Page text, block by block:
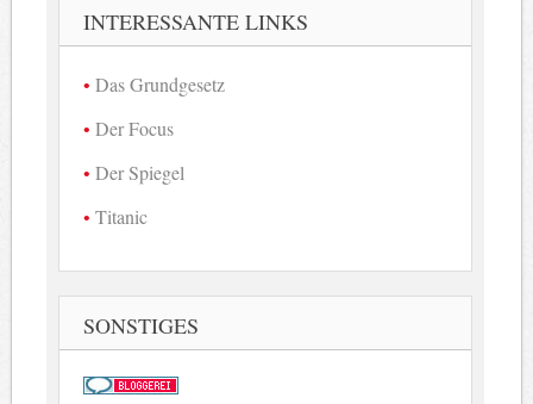
INTERESSANTE LINKS
Das Grundgesetz
Der Focus
Der Spiegel
Titanic
SONSTIGES